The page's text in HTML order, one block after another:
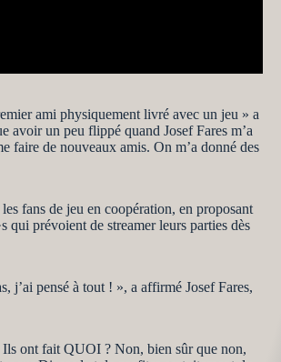
ami physiquement livré avec un jeu » a
avoir un peu flippé quand Josef Fares m’a
faire de nouveaux amis. On m’a donné des
fans de jeu en coopération, en proposant
qui prévoient de streamer leurs parties dès
j’ai pensé à tout ! », a affirmé Josef Fares,
Ils ont fait QUOI ? Non, bien sûr que non,